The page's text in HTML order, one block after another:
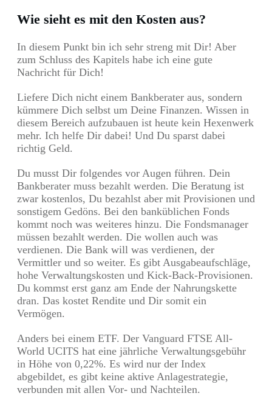
Wie sieht es mit den Kosten aus?
In diesem Punkt bin ich sehr streng mit Dir! Aber
zum Schluss des Kapitels habe ich eine gute
Nachricht für Dich!
Liefere Dich nicht einem Bankberater aus, sondern
kümmere Dich selbst um Deine Finanzen. Wissen in
diesem Bereich aufzubauen ist heute kein Hexenwerk
mehr. Ich helfe Dir dabei! Und Du sparst dabei
richtig Geld.
Du musst Dir folgendes vor Augen führen. Dein
Bankberater muss bezahlt werden. Die Beratung ist
zwar kostenlos, Du bezahlst aber mit Provisionen und
sonstigem Gedöns. Bei den banküblichen Fonds
kommt noch was weiteres hinzu. Die Fondsmanager
müssen bezahlt werden. Die wollen auch was
verdienen. Die Bank will was verdienen, der
Vermittler und so weiter. Es gibt Ausgabeaufschläge,
hohe Verwaltungskosten und Kick-Back-Provisionen.
Du kommst erst ganz am Ende der Nahrungskette
dran. Das kostet Rendite und Dir somit ein
Vermögen.
Anders bei einem ETF. Der Vanguard FTSE All-
World UCITS hat eine jährliche Verwaltungsgebühr
in Höhe von 0,22%. Es wird nur der Index
abgebildet, es gibt keine aktive Anlagestrategie,
verbunden mit allen Vor- und Nachteilen.